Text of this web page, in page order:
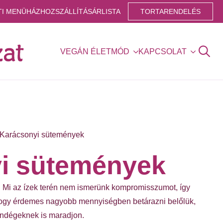
MENÜHÁZHOZSZÁLLÍTÁSÁRLISTA TORTARENDELÉS
VEGÁN ÉLETMÓD
KAPCSOLAT
for:
sütemények
sütemények
az ízek terén nem ismerünk kompromisszumot, így
érdemes nagyobb mennyiségben betárazni belőlük,
is maradjon.